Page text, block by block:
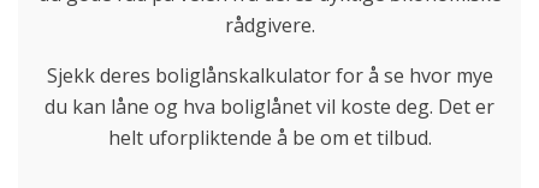
rådgivere.
Sjekk deres boliglånskalkulator for å se hvor mye
du kan låne og hva boliglånet vil koste deg. Det er
helt uforpliktende å be om et tilbud.